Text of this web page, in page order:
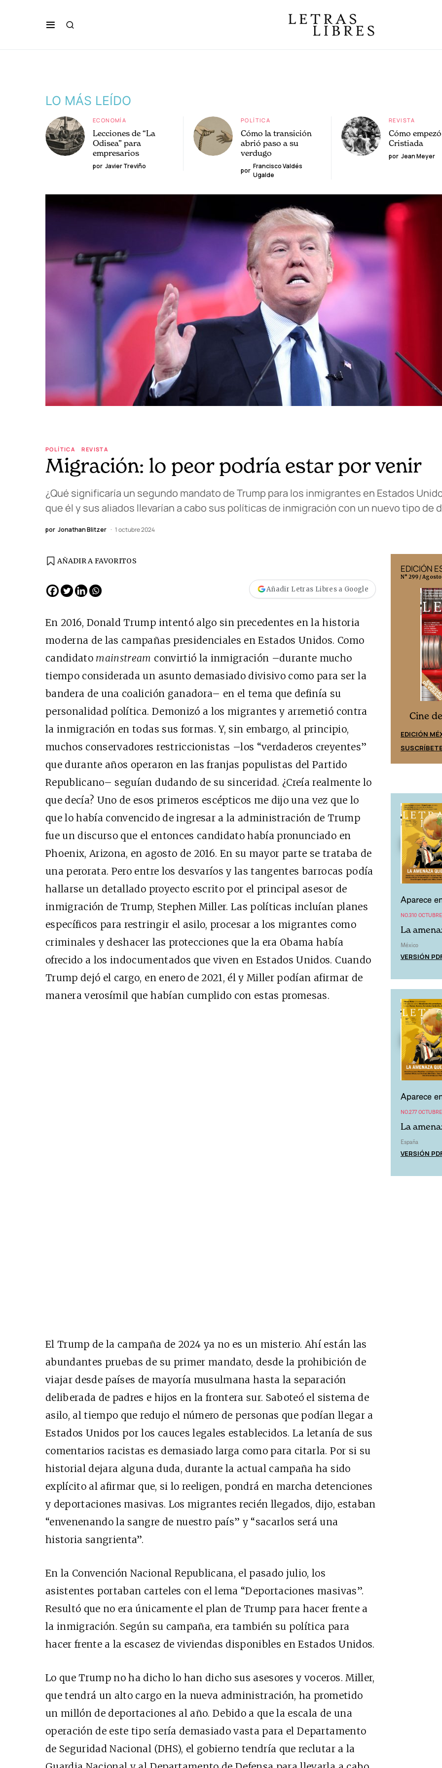
LO MÁS LEÍDO
ECONOMÍA
Lecciones de “La
Odisea” para
empresarios
por Javier Treviño
POLÍTICA
Cómo la transición
abrió paso a su
verdugo
por
Francisco Valdés
Ugalde
REVISTA
Cómo
Cristiada
por Jean Meyer
POLÍTICA REVISTA
Migración: lo peor podría estar por venir
¿Qué significaría un segundo mandato de Trump para los inmigrantes en Estados
que él y sus aliados llevarían a cabo sus políticas de inmigración con un nuevo tipo de
por Jonathan Blitzer 1 octubre 2024
AÑADIR A FAVORITOS
Añadir Letras Libres a Google
En 2016, Donald Trump intentó algo sin precedentes en la historia
moderna de las campañas presidenciales en Estados Unidos. Como
candidato mainstream convirtió la inmigración –durante mucho
tiempo considerada un asunto demasiado divisivo como para ser la
bandera de una coalición ganadora– en el tema que definía su
personalidad política. Demonizó a los migrantes y arremetió contra
la inmigración en todas sus formas. Y, sin embargo, al principio,
muchos conservadores restriccionistas –los “verdaderos creyentes”
que durante años operaron en las franjas populistas del Partido
Republicano– seguían dudando de su sinceridad. ¿Creía realmente lo
que decía? Uno de esos primeros escépticos me dijo una vez que lo
que lo había convencido de ingresar a la administración de Trump
fue un discurso que el entonces candidato había pronunciado en
Phoenix, Arizona, en agosto de 2016. En su mayor parte se trataba de
una perorata. Pero entre los desvaríos y las tangentes barrocas podía
hallarse un detallado proyecto escrito por el principal asesor de
inmigración de Trump, Stephen Miller. Las políticas incluían planes
específicos para restringir el asilo, procesar a los migrantes como
criminales y deshacer las protecciones que la era Obama había
ofrecido a los indocumentados que viven en Estados Unidos. Cuando
Trump dejó el cargo, en enero de 2021, él y Miller podían afirmar de
manera verosímil que habían cumplido con estas promesas.
El Trump de la campaña de 2024 ya no es un misterio. Ahí están las
abundantes pruebas de su primer mandato, desde la prohibición de
viajar desde países de mayoría musulmana hasta la separación
deliberada de padres e hijos en la frontera sur. Saboteó el sistema de
asilo, al tiempo que redujo el número de personas que podían llegar a
Estados Unidos por los cauces legales establecidos. La letanía de sus
comentarios racistas es demasiado larga como para citarla. Por si su
historial dejara alguna duda, durante la actual campaña ha sido
explícito al afirmar que, si lo reeligen, pondrá en marcha detenciones
y deportaciones masivas. Los migrantes recién llegados, dijo, estaban
“envenenando la sangre de nuestro país” y “sacarlos será una
historia sangrienta”.
En la Convención Nacional Republicana, el pasado julio, los
asistentes portaban carteles con el lema “Deportaciones masivas”.
Resultó que no era únicamente el plan de Trump para hacer frente a
la inmigración. Según su campaña, era también su política para
hacer frente a la escasez de viviendas disponibles en Estados Unidos.
Lo que Trump no ha dicho lo han dicho sus asesores y voceros. Miller,
que tendrá un alto cargo en la nueva administración, ha prometido
un millón de deportaciones al año. Debido a que la escala de una
operación de este tipo sería demasiado vasta para el Departamento
de Seguridad Nacional (DHS), el gobierno tendría que reclutar a la
Cine desde los márgenes
EDICIÓN MÉXICO
SUSCRÍBETE
Cine desde los márgenes
EDICIÓN ESPAÑA
SUSCRÍBETE
EDICIÓN
N° 299 /
Cine
EDICIÓN
Aparece
NO.310
La
México
VERSIÓN
Aparece
NO.277
La
España
VERSIÓN